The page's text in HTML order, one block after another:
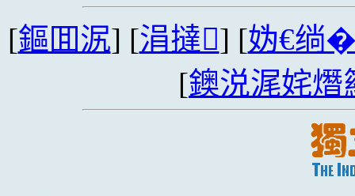
[鏂囬泦] [涓撻] [妫€绱
[鐭涚浘姹熸